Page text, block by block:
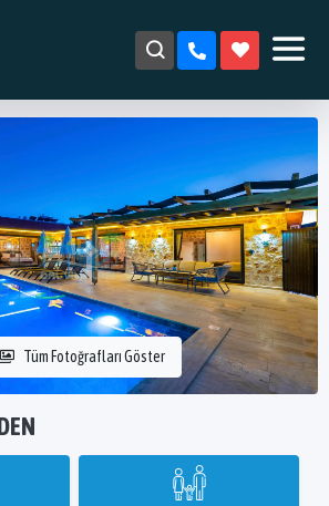
Tüm Fotoğrafları Göster